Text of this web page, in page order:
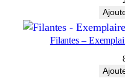
Filantes –